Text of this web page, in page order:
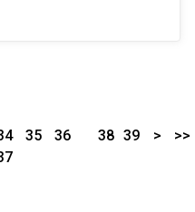
35
36
38 39 > >>